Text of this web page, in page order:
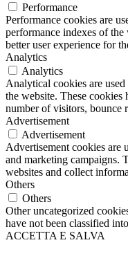
Performance
Performance cookies are
performance indexes of
better user experience for
Analytics
Analytics
Analytical cookies are
the website. These
number of visitors, bounce
Advertisement
Advertisement
Advertisement cookies are
and marketing campaigns.
websites and collect
Others
Others
Other uncategorized
have not been classified
ACCETTA E SALVA